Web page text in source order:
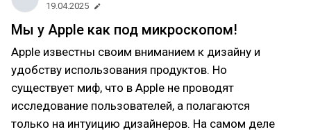
19.04.2025
Мы у Apple как под микроскопом!
Apple известны своим вниманием к дизайну и
удобству использования продуктов. Но
существует миф, что в Apple не проводят
исследование пользователей, а полагаются
только на интуицию дизайнеров. На самом деле